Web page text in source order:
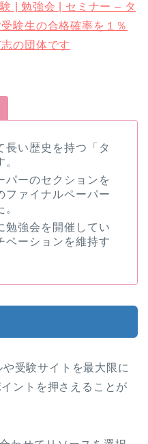
| 勉強会 | セミナー – タ
験生の合格確率を１％
の団体です
長い歴史を持つ「タ
パーのセクションを
ファイナルペーパー
勉強会を開催してい
ベーションを維持す
受験サイトを最大限に
ントを押さえることが